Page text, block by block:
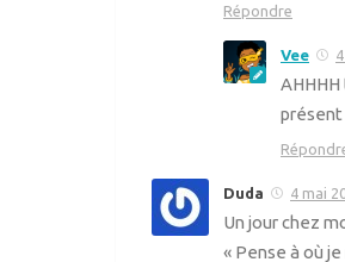
Répondre
Vee
présent
Duda 4 mai
Un jour chez
« Pense à où